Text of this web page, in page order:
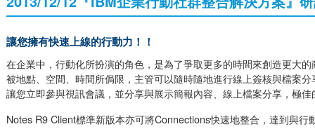
讓您擁有快速上線的行動力！！
在企業中，行動化所扮演的角色，是為了爭取更多的時間來創造更大
被地點、空間、時間所侷限，主管可以隨時隨地進行線上簽核與檔案
讓您立即參與視訊會議，並分享與展示簡報內容、線上檔案分享，極
Notes R9 Client標準新版本亦可將Connections快速地整合，達到與行